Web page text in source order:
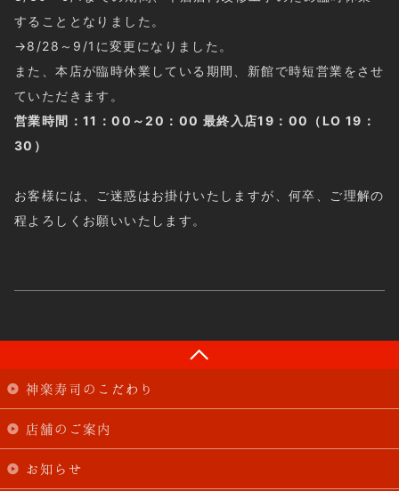
することとなりました。
→8/28～9/1に変更になりました。
また、本店が臨時休業している期間、新館で時短営業をさせ
ていただきます。
営業時間：11：00～20：00 最終入店19：00（LO 19：
30）
お客様には、ご迷惑はお掛けいたしますが、何卒、ご理解の
程よろしくお願いいたします。
神楽寿司のこだわり
店舗のご案内
お知らせ